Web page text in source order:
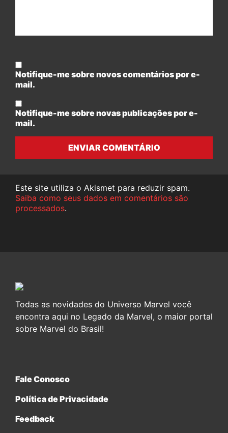
Notifique-me sobre novos comentários por e-
mail.
Notifique-me sobre novas publicações por e-
mail.
ENVIAR COMENTÁRIO
Este site utiliza o Akismet para reduzir spam.
Saiba como seus dados em comentários são
processados.
Todas as novidades do Universo Marvel você
encontra aqui no Legado da Marvel, o maior portal
sobre Marvel do Brasil!
Fale Conosco
Política de Privacidade
Feedback